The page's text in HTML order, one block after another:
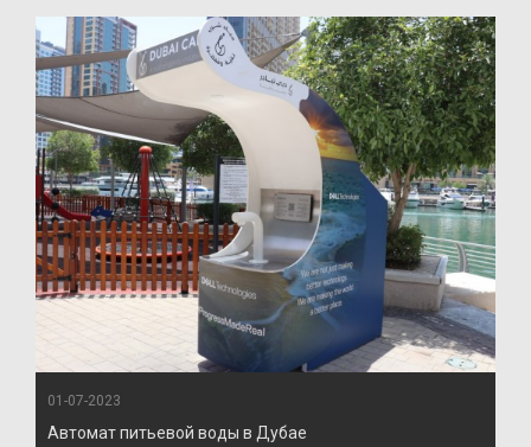
01-07-2023
Автомат питьевой воды в Дубае